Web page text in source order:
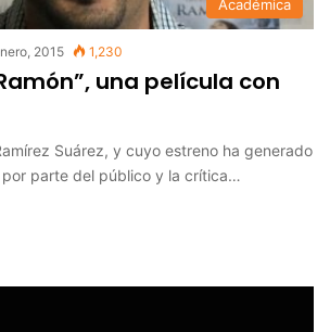
Académica
2015 1,230
una película con
Suárez, y cuyo estreno ha generado
parte del público y la crítica…